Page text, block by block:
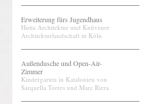
Erweiterung fürs Jugendhaus
Hutta Architektur und Knüvener
Architekturlandschaft in Köln
Außendusche und Open-Air-
Zimmer
Kindergarten in Katalonien von
Sarquella Torres und Marc Riera